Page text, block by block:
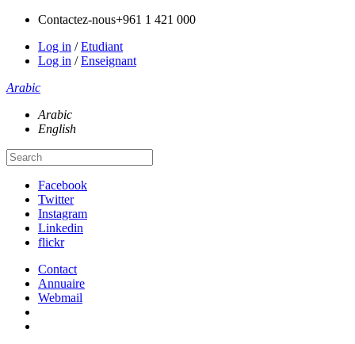
Contactez-nous+961 1 421 000
Log in /Etudiant
Log in /Enseignant
Arabic
Arabic
English
Facebook
Twitter
Instagram
Linkedin
flickr
Contact
Annuaire
Webmail